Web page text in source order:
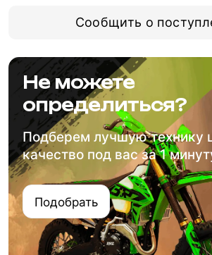
Сообщить о
Не можете
определиться?
Подберем лучшую технику
качество под вас за 1
Подобрать